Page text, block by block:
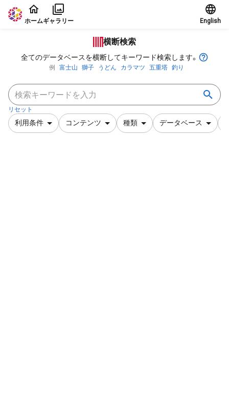
本文に飛ぶ
ホームギャラリー English
横断検索
全てのデータベースを横断してキーワード検索します。
例 富士山 獅子 うどん カラマツ 五重塔 釣り
リセット
利用条件 コンテンツ 種類 データベース